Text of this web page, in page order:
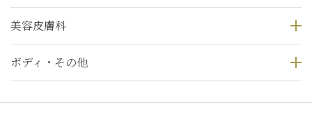
美容皮膚科
ボディ・その他